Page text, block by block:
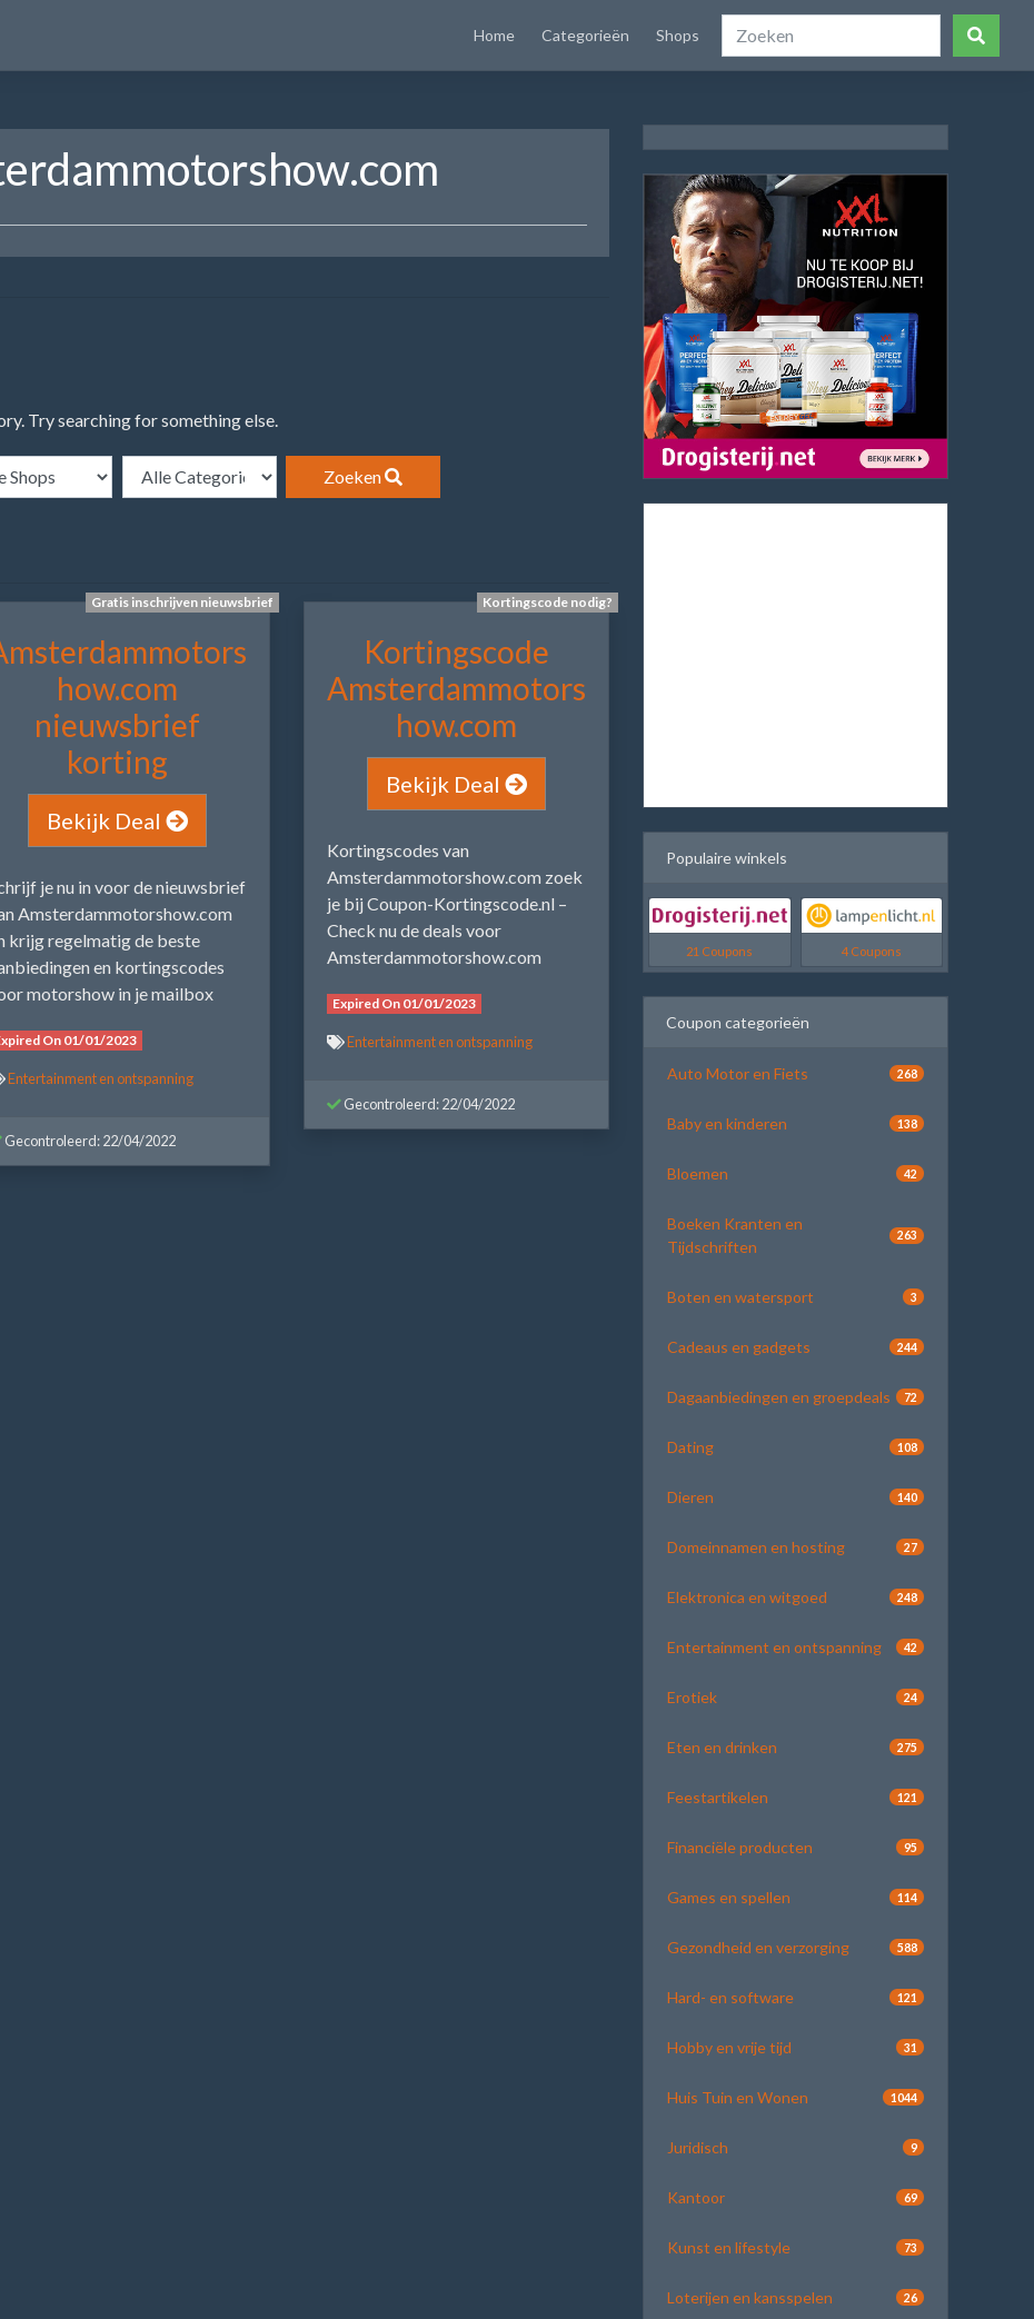
Home Categorieën Shops
Try searching for something else.
Zoeken
Gratis inschrijven nieuwsbrief
how.com
nieuwsbrief
korting
Bekijk Deal
je nu in voor de nieuwsbrief
Amsterdammotorshow.com
krijg regelmatig de beste
en kortingscodes
motorshow in je mailbox
On 01/01/2023
Entertainment en ontspanning
Gecontroleerd: 22/04/2022
Kortingscode nodig?
Kortingscode
Amsterdammotors
how.com
Bekijk Deal
Kortingscodes van
Amsterdammotorshow.com zoek
je bij Coupon-Kortingscode.nl –
Check nu de deals voor
Amsterdammotorshow.com
Expired On 01/01/2023
Entertainment en ontspanning
Gecontroleerd: 22/04/2022
Populaire winkels
21 Coupons 4 Coupons
Coupon categorieën
Auto Motor en Fiets 268
Baby en kinderen 138
Bloemen 42
Boeken Kranten en
Tijdschriften
263
Boten en watersport 3
Cadeaus en gadgets 244
Dagaanbiedingen en groepdeals 72
Dating 108
Dieren 140
Domeinnamen en hosting 27
Elektronica en witgoed 248
Entertainment en ontspanning 42
Erotiek 24
Eten en drinken 275
Feestartikelen 121
Financiële producten 95
Games en spellen 114
Gezondheid en verzorging 588
Hard- en software 121
Hobby en vrije tijd 31
Huis Tuin en Wonen 1044
Juridisch 9
Kantoor 69
Kunst en lifestyle 73
Loterijen en kansspelen 26